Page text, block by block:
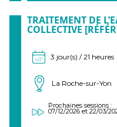
TRAITEMENT DE
COLLECTIVE
3 jour(s) / 21 heures
La Roche-sur-Yon
Prochaines sessions :
07/12/2026 et 22/03/